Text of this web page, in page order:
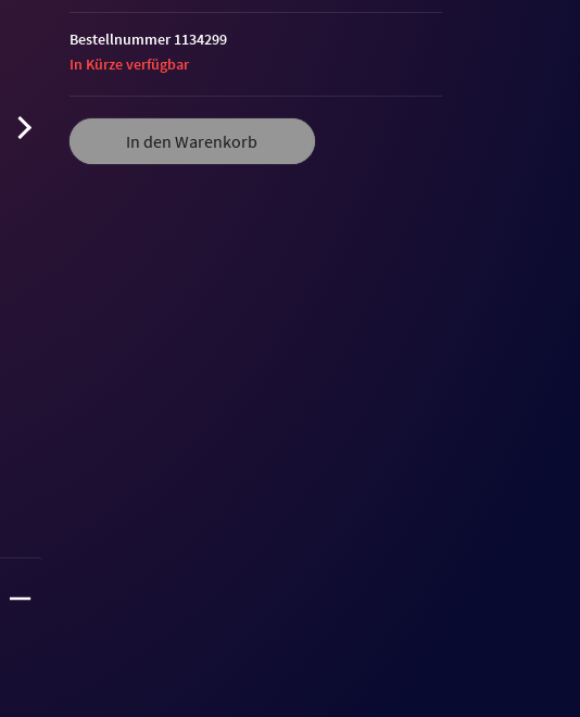
In den Warenkorb
Bestellnummer 1134299
In Kürze verfügbar